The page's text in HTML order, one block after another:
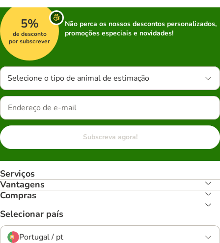
5%
de desconto
por subscrever
Não perca os nossos descontos personalizados,
promoções especiais e novidades!
Selecione o tipo de animal de estimação
Subscreva agora!
Serviços
Vantagens
Compras
Selecionar país
Portugal / pt